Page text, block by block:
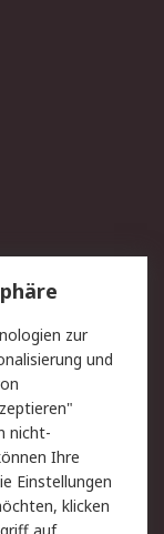
zur
und
nicht-
Ihre
Einstellungen
klicken